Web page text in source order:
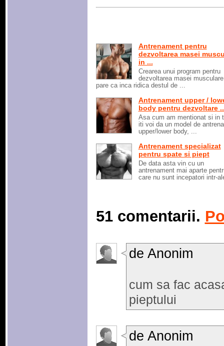
Antrenament pentru
dezvoltarea masei
in ...
Crearea unui program pentru
dezvoltarea masei
pare ca inca ridica destul de ...
Antrenament upper /
body pentru dezvoltare
Asa cum am mentionat si in
iti voi da un model de
upper/lower body, ...
Antrenament specializat
pentru spate si piept
De data asta vin cu un
antrenament mai aparte
care nu sunt incepatori intr-
51 comentarii.
de Anonim
cum sa fac
pieptului
de Anonim